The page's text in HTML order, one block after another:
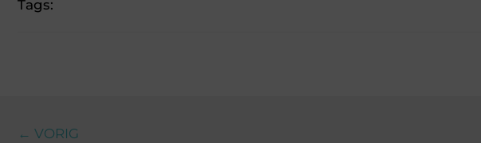
Tags:
← VORIG